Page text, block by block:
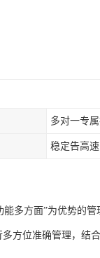
多对一专
稳定告高
多方面”为优势的
方位准确管理，结